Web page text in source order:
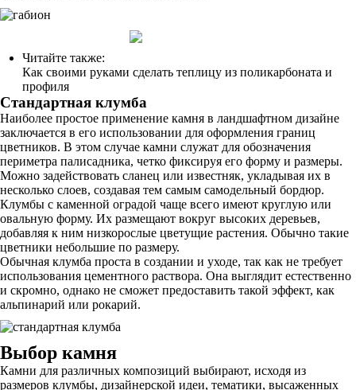
Читайте также:
Как своими руками сделать теплицу из поликарбоната и
профиля
Стандартная клумба
Наиболее простое применение камня в ландшафтном дизайне
заключается в его использовании для оформления границ
цветников. В этом случае камни служат для обозначения
периметра палисадника, четко фиксируя его форму и размеры.
Можно задействовать сланец или известняк, укладывая их в
несколько слоев, создавая тем самым самодельный бордюр.
Клумбы с каменной оградой чаще всего имеют круглую или
овальную форму. Их размещают вокруг высоких деревьев,
добавляя к ним низкорослые цветущие растения. Обычно такие
цветники небольшие по размеру.
Обычная клумба проста в создании и уходе, так как не требует
использования цементного раствора. Она выглядит естественно
и скромно, однако не сможет предоставить такой эффект, как
альпинарий или рокарий.
Выбор камня
Камни для различных композиций выбирают, исходя из
размеров клумбы, дизайнерской идеи, тематики, высаженных